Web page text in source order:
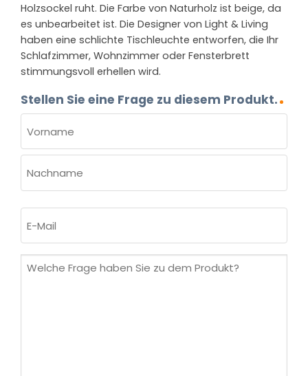
Holzsockel ruht. Die Farbe von Naturholz ist beige, da
es unbearbeitet ist. Die Designer von Light & Living
haben eine schlichte Tischleuchte entworfen, die Ihr
Schlafzimmer, Wohnzimmer oder Fensterbrett
stimmungsvoll erhellen wird.
Stellen Sie eine Frage zu diesem Produkt.
(ERFORDERLICH)
Vorname
Mail
Welche